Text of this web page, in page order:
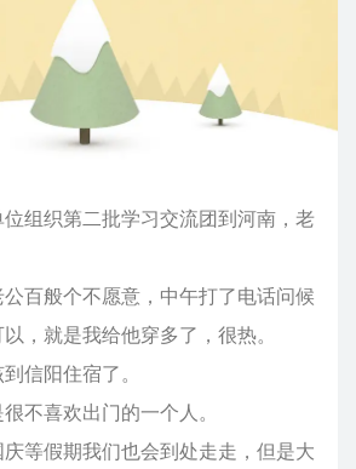
织第二批学习交流团到河南，老
般个不愿意，中午打了电话问候
，就是我给他穿多了，很热。
阳住宿了。
喜欢出门的一个人。
假期我们也会到处走走，但是大